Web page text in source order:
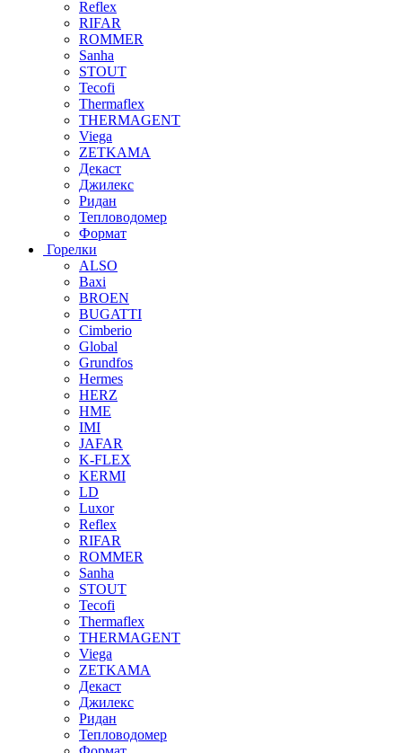
Reflex
RIFAR
ROMMER
Sanha
STOUT
Tecofi
Thermaflex
THERMAGENT
Viega
ZETKAMA
Декаст
Джилекс
Ридан
Тепловодомер
Формат
Горелки
ALSO
Baxi
BROEN
BUGATTI
Cimberio
Global
Grundfos
Hermes
HERZ
HME
IMI
JAFAR
K-FLEX
KERMI
LD
Luxor
Reflex
RIFAR
ROMMER
Sanha
STOUT
Tecofi
Thermaflex
THERMAGENT
Viega
ZETKAMA
Декаст
Джилекс
Ридан
Тепловодомер